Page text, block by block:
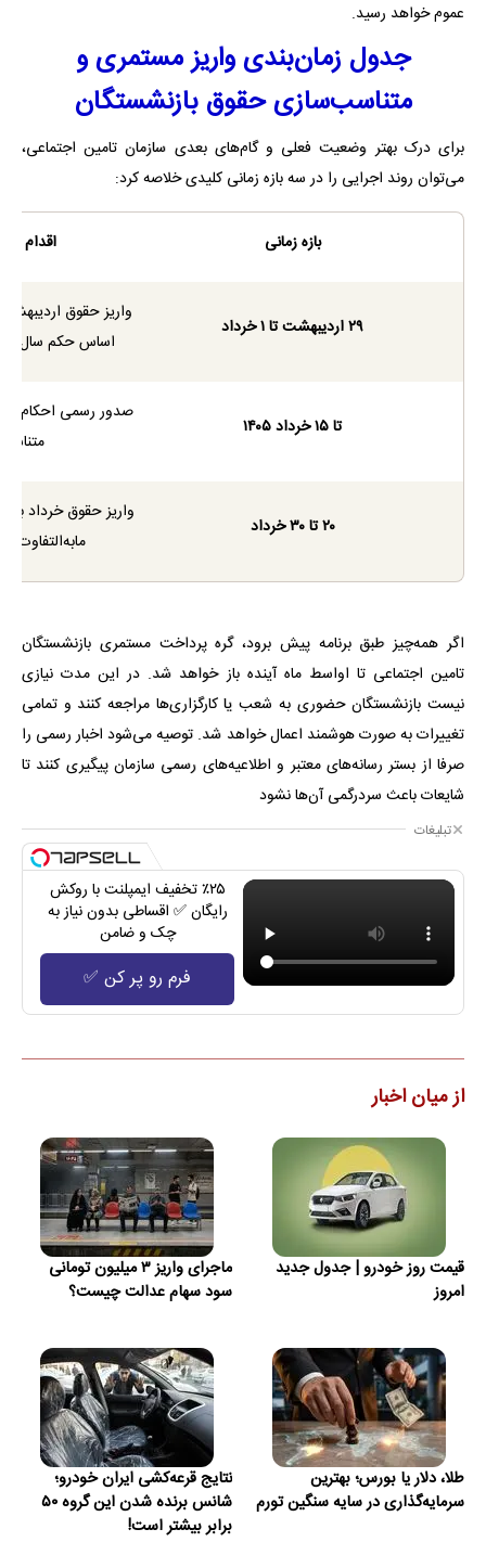
عموم خواهد رسید.
جدول زمان‌بندی واریز مستمری و
متناسب‌سازی حقوق بازنشستگان
برای درک بهتر وضعیت فعلی و گام‌های بعدی سازمان تامین اجتماعی،
می‌توان روند اجرایی را در سه بازه زمانی کلیدی خلاصه کرد:
بازه زمانی اقدام و
۲۹ اردیبهشت تا ۱ خرداد
واریز حقوق
اساس حکم سال
تا ۱۵ خرداد ۱۴۰۵
صدور رسمی احکام
۲۰ تا ۳۰ خرداد
واریز حقوق خرداد
مابه‌التفاوت
اگر همه‌چیز طبق برنامه پیش برود، گره پرداخت مستمری بازنشستگان
تامین اجتماعی تا اواسط ماه آینده باز خواهد شد. در این مدت نیازی
نیست بازنشستگان حضوری به شعب یا کارگزاری‌ها مراجعه کنند و تمامی
تغییرات به صورت هوشمند اعمال خواهد شد. توصیه می‌شود اخبار رسمی را
صرفا از بستر رسانه‌های معتبر و اطلاعیه‌های رسمی سازمان پیگیری کنند تا
شایعات باعث سردرگمی آن‌ها نشود
تبلیغات
٪۲۵ تخفیف ایمپلنت با روکش
رایگان ✅ اقساطی بدون نیاز به
چک و ضامن
فرم رو پر کن ✅
از میان اخبار
قیمت روز خودرو | جدول جدید
امروز
ماجرای واریز ۳ میلیون تومانی
سود سهام عدالت چیست؟
طلا، دلار یا بورس؛ بهترین
سرمایه‌گذاری در سایه سنگین تورم
نتایج قرعه‌کشی ایران خودرو؛
شانس برنده شدن این گروه ۵۰
برابر بیشتر است!